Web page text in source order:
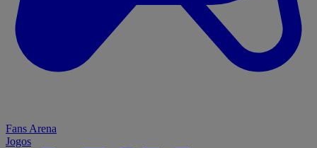
Fans Arena
Jogos